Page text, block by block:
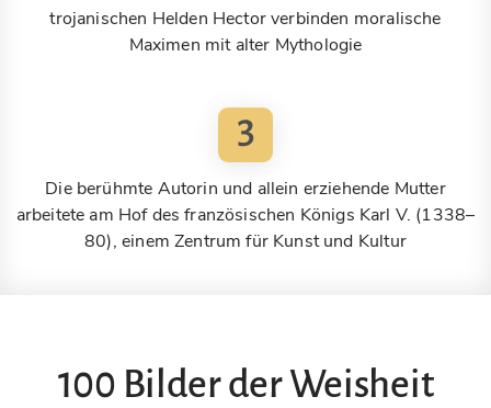
trojanischen Helden Hector verbinden moralische
Maximen mit alter Mythologie
3
Die berühmte Autorin und allein erziehende Mutter
arbeitete am Hof des französischen Königs Karl V. (1338–
80), einem Zentrum für Kunst und Kultur
100 Bilder der Weisheit